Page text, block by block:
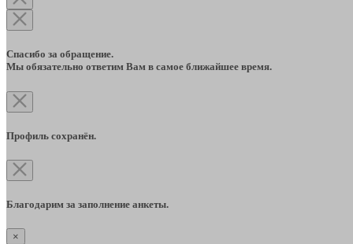
Спасибо за обращение.
Мы обязательно ответим Вам в самое ближайшее время.
Профиль сохранён.
Благодарим за заполнение анкеты.
×